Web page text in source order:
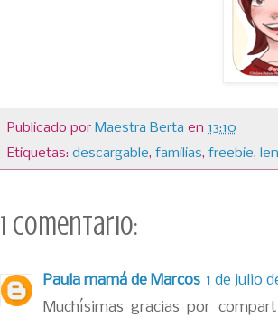
Publicado por Maestra Berta en 13:10
Etiquetas: descargable, familias, freebie,
1 comentario:
Paula mamá de Marcos 1 de julio
Muchísimas gracias por